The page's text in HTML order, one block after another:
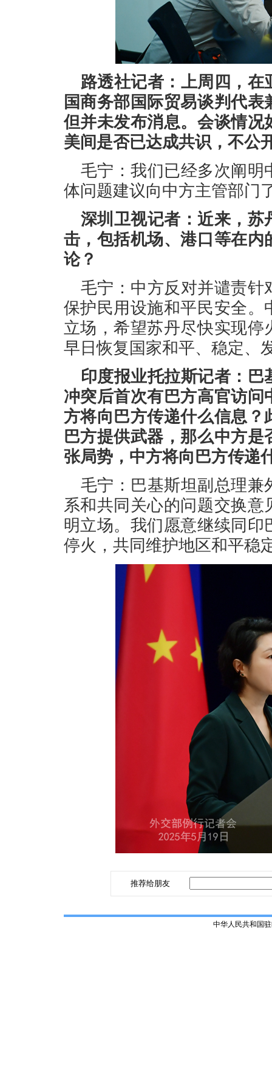
路透社记者：上周四，
国商务部国际贸易谈判代
但并未发布消息。会谈情
美间是否已达成共识，不公
毛宁：我们已经多次阐
体问题建议向中方主管部门
深圳卫视记者：近来，
击，包括机场、港口等在
论？
毛宁：中方反对并谴责
保护民用设施和平民安全
立场，希望苏丹尽快实现
早日恢复国家和平、稳定、
印度报业托拉斯记者：
冲突后首次有巴方高官访
方将向巴方传递什么信息
巴方提供武器，那么中方
张局势，中方将向巴方传递
毛宁：巴基斯坦副总理
系和共同关心的问题交换
明立场。我们愿意继续同
停火，共同维护地区和平稳
推荐给朋友
中华人民共和国